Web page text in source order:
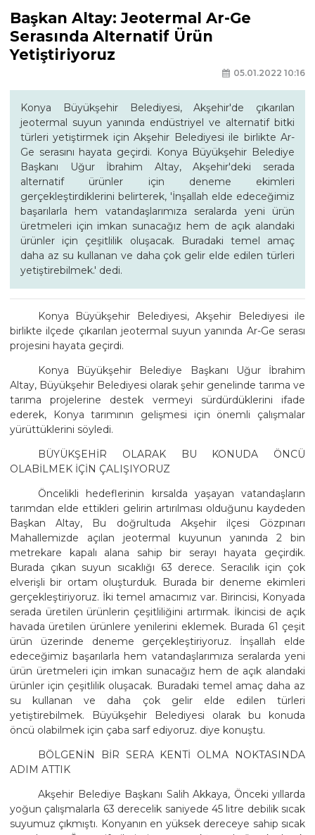
Başkan Altay: Jeotermal Ar-Ge
Serasında Alternatif Ürün
Yetiştiriyoruz
05.01.2022 10:16
Konya Büyükşehir Belediyesi, Akşehir'de çıkarılan
jeotermal suyun yanında endüstriyel ve alternatif bitki
türleri yetiştirmek için Akşehir Belediyesi ile birlikte Ar-
Ge serasını hayata geçirdi. Konya Büyükşehir Belediye
Başkanı Uğur İbrahim Altay, Akşehir'deki serada
alternatif ürünler için deneme ekimleri
gerçekleştirdiklerini belirterek, 'İnşallah elde edeceğimiz
başarılarla hem vatandaşlarımıza seralarda yeni ürün
üretmeleri için imkan sunacağız hem de açık alandaki
ürünler için çeşitlilik oluşacak. Buradaki temel amaç
daha az su kullanan ve daha çok gelir elde edilen türleri
yetiştirebilmek.' dedi.
Konya Büyükşehir Belediyesi, Akşehir Belediyesi ile
birlikte ilçede çıkarılan jeotermal suyun yanında Ar-Ge serası
projesini hayata geçirdi.
Konya Büyükşehir Belediye Başkanı Uğur İbrahim
Altay, Büyükşehir Belediyesi olarak şehir genelinde tarıma ve
tarıma projelerine destek vermeyi sürdürdüklerini ifade
ederek, Konya tarımının gelişmesi için önemli çalışmalar
yürüttüklerini söyledi.
BÜYÜKŞEHİR OLARAK BU KONUDA ÖNCÜ
OLABİLMEK İÇİN ÇALIŞIYORUZ
Öncelikli hedeflerinin kırsalda yaşayan vatandaşların
tarımdan elde ettikleri gelirin artırılması olduğunu kaydeden
Başkan Altay, Bu doğrultuda Akşehir ilçesi Gözpınarı
Mahallemizde açılan jeotermal kuyunun yanında 2 bin
metrekare kapalı alana sahip bir serayı hayata geçirdik.
Burada çıkan suyun sıcaklığı 63 derece. Seracılık için çok
elverişli bir ortam oluşturduk. Burada bir deneme ekimleri
gerçekleştiriyoruz. İki temel amacımız var. Birincisi, Konyada
serada üretilen ürünlerin çeşitliliğini artırmak. İkincisi de açık
havada üretilen ürünlere yenilerini eklemek. Burada 61 çeşit
ürün üzerinde deneme gerçekleştiriyoruz. İnşallah elde
edeceğimiz başarılarla hem vatandaşlarımıza seralarda yeni
ürün üretmeleri için imkan sunacağız hem de açık alandaki
ürünler için çeşitlilik oluşacak. Buradaki temel amaç daha az
su kullanan ve daha çok gelir elde edilen türleri
yetiştirebilmek. Büyükşehir Belediyesi olarak bu konuda
öncü olabilmek için çaba sarf ediyoruz. diye konuştu.
BÖLGENİN BİR SERA KENTİ OLMA NOKTASINDA
ADIM ATTIK
Akşehir Belediye Başkanı Salih Akkaya, Önceki yıllarda
yoğun çalışmalarla 63 derecelik saniyede 45 litre debilik sıcak
suyumuz çıkmıştı. Konyanın en yüksek dereceye sahip sıcak